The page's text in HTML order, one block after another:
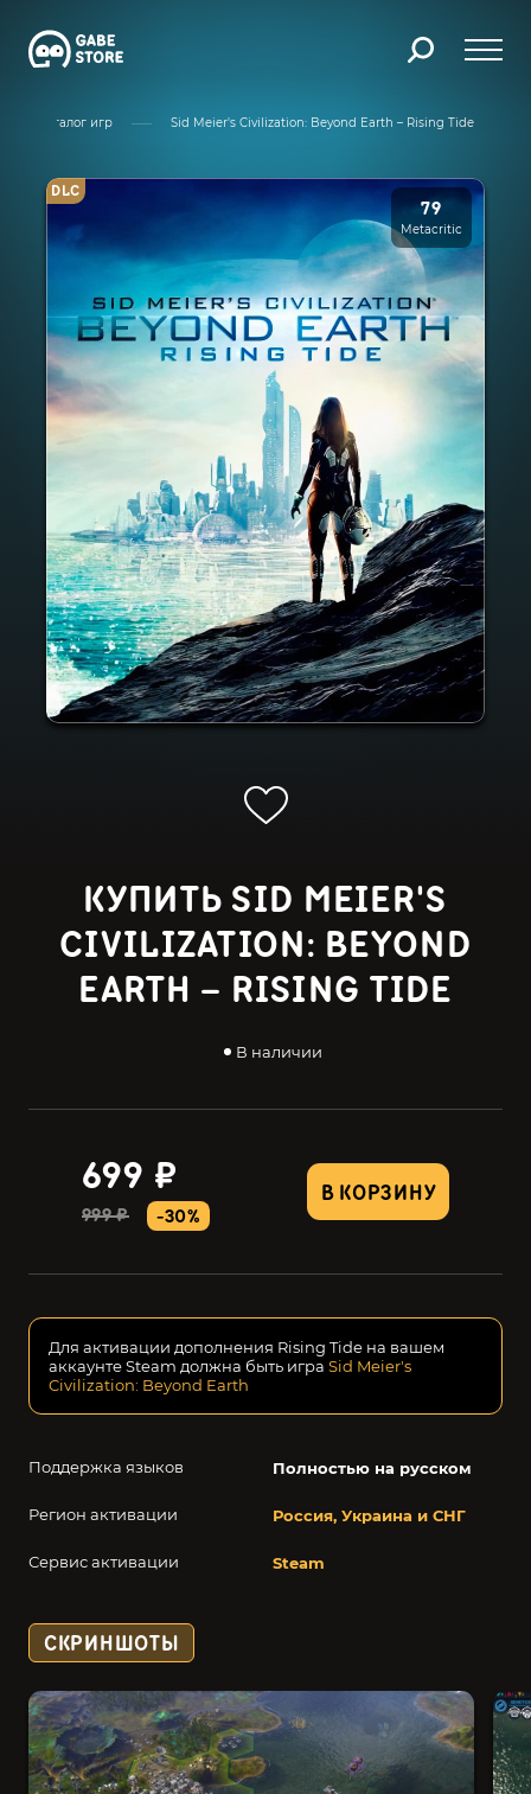
Каталог игр Sid Meier's Civilization: Beyond Earth – Rising Tide
79
Metacritic
DLC
КУПИТЬ SID MEIER'S
CIVILIZATION: BEYOND
EARTH – RISING TIDE
В наличии
В КОРЗИНУ
699 ₽
999 ₽ -30%
Поддержка языков Полностью на русском
Регион активации Россия, Украина и СНГ
Сервис активации Steam
Для активации дополнения Rising Tide на вашем
аккаунте Steam должна быть игра Sid Meier's
Civilization: Beyond Earth
СКРИНШОТЫ